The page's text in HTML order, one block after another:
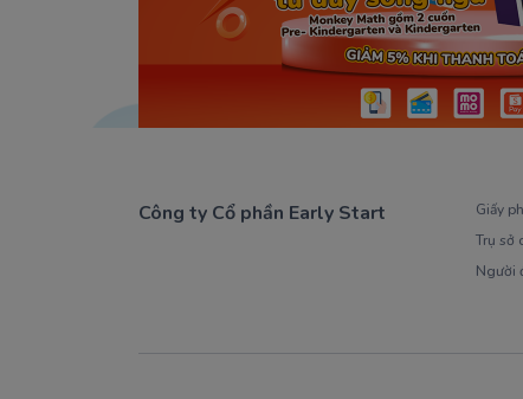
Công ty Cổ phần Early Start
Giấy
Trụ sở
Người